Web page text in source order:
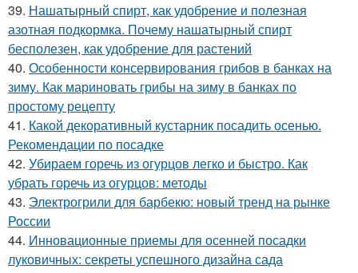
39. Нашатырный спирт, как удобрение и полезная
азотная подкормка. Почему нашатырный спирт
бесполезен, как удобрение для растений
40. Особенности консервирования грибов в банках на
зиму. Как мариновать грибы на зиму в банках по
простому рецепту
41. Какой декоративный кустарник посадить осенью.
Рекомендации по посадке
42. Убираем горечь из огурцов легко и быстро. Как
убрать горечь из огурцов: методы
43. Электрогрили для барбекю: новый тренд на рынке
России
44. Инновационные приемы для осенней посадки
луковичных: секреты успешного дизайна сада